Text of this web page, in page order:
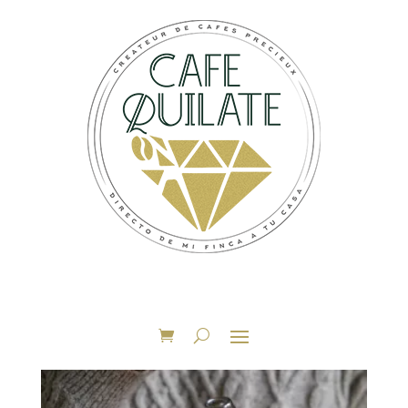
/ Produits identifiés “Equipements”
Equipements